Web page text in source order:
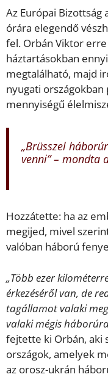
Az Európai Bizottság
órára elegendő
fel. Orbán Viktor
háztartásokban
megtalálható, majd
nyugati
mennyiségű
„Brüsszel
venni” – mondta
Hozzátette: ha az
megijed, mivel
valóban háború
„Több ezer
érkezéséről van, de
tagállamot valaki
valaki mégis
fejtette ki Orbán, aki
országok, amelyek
az orosz-ukrán